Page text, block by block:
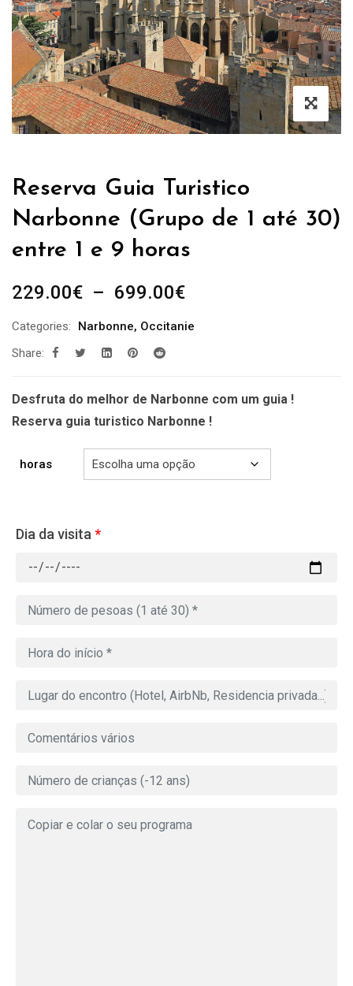
Reserva Guia Turistico
Narbonne (Grupo de 1 até 30)
entre 1 e 9 horas
229.00€ – 699.00€Plage
prix :
699.00€
Categories: Narbonne, Occitanie
Share:
Desfruta do melhor de Narbonne com um guia !
Reserva guia turistico Narbonne !
horas
Dia da visita*